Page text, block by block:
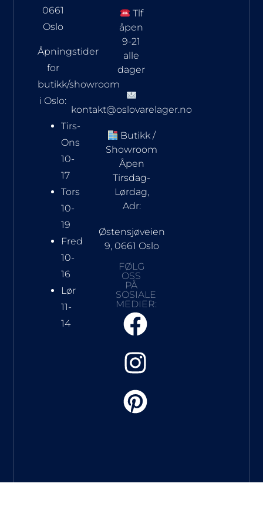
0661
Oslo
Åpningstider
for
butikk/showroom
i Oslo:
Tirs-
Ons
10-
17
Tors
10-
19
Fred
10-
16
Lør
11-
14
Tlf
åpen
9-21
alle
dager
kontakt@oslovarelager.no
Butikk /
Showroom
Åpen
Tirsdag-
Lørdag,
Adr:
Østensjøveien
9, 0661 Oslo
FØLG
OSS
PÅ
SOSIALE
MEDIER: